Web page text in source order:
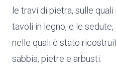
le travi di pietra, sulle
tavoli in legno, e le
nelle quali è stato
sabbia, pietre e arbusti.